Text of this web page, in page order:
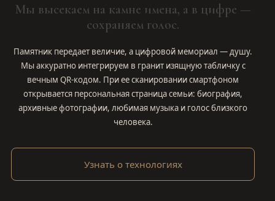
Мы высекаем на камне имена, а в цифре —
сохраняем голос.
Памятник передает величие, а цифровой мемориал — душу.
Мы аккуратно интегрируем в гранит изящную табличку с
вечным QR-кодом. При ее сканировании смартфоном
открывается персональная страница семьи: биография,
архивные фотографии, любимая музыка и голос близкого
человека.
Узнать о технологиях